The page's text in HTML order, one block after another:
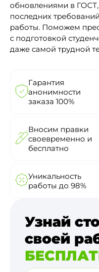
обновлениями в ГОСТ,
последних
работы. Поможем
с подготовкой
даже самой трудной
Гарантия
анонимности
заказа 100%
Вносим правки
своевременно и
бесплатно
Уникальность
работы до 98%
Узнай
своей